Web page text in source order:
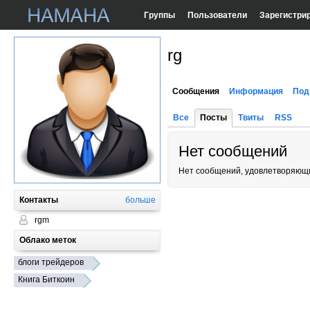
Группы Пользователи
Контакты больше
rgm
Облако меток
блоги трейдеров
Книга Биткоин
rg
Сообщения Информация
Все Посты Твиты RSS
Нет сообщений
Нет сообщений,